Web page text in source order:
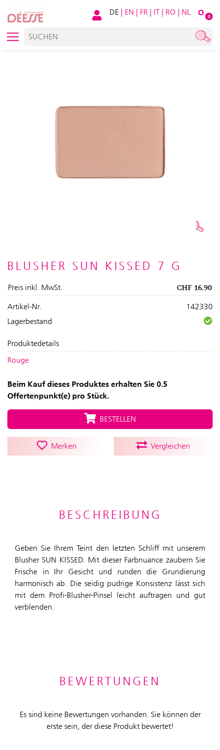
O 0
DE | EN | FR | IT | RO | NL
BLUSHER SUN KISSED 7 G
Preis inkl. MwSt. CHF 16.90
Artikel-Nr.
142330
Lagerbestand
Produktedetails
Rouge
Beim Kauf dieses Produktes erhalten Sie 0.5
Offertenpunkt(e) pro Stück.
BESTELLEN
Merken Vergleichen
BESCHREIBUNG
Geben Sie Ihrem Teint den letzten Schliff mit unserem
Blusher SUN KISSED. Mit dieser Farbnuance zaubern Sie
Frische in Ihr Gesicht und runden die Grundierung
harmonisch ab. Die seidig pudrige Konsistenz lässt sich
mit dem Profi-Blusher-Pinsel leicht auftragen und gut
verblenden.
BEWERTUNGEN
Es sind keine Bewertungen vorhanden. Sie können der
erste sein, der diese Produkt bewertet!